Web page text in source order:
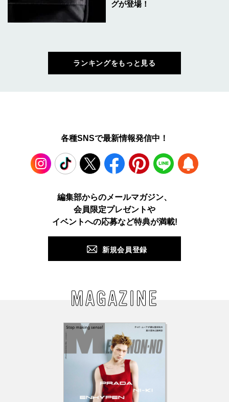
グが登場！
ランキングをもっと見る
各種SNSで最新情報発信中！
TikTok Facebook Pinterest LINE
編集部からのメールマガジン、
会員限定プレゼントや
イベントへの応募など特典が満載!
新規会員登録
MAGAZINE